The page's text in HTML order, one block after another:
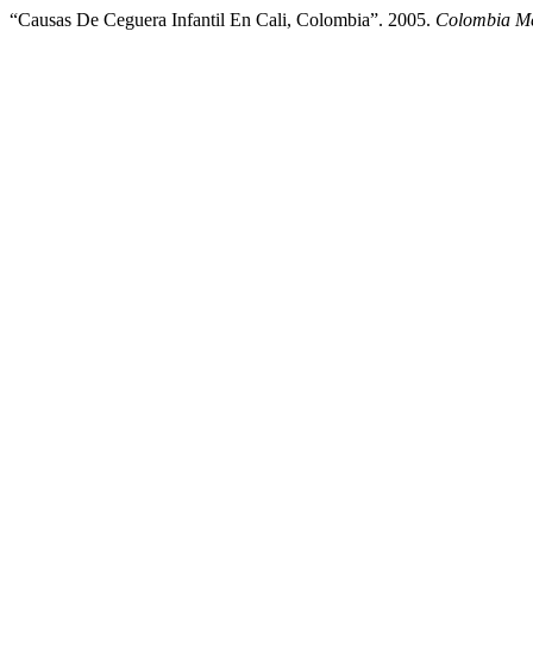
“Causas De Ceguera Infantil En Cali, Colombia”. 2005. Colombia